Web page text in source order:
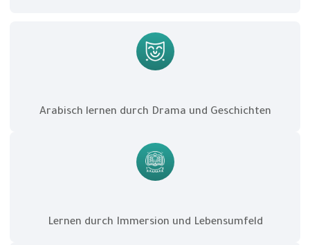
Arabisch lernen durch Drama und Geschichten
Lernen durch Immersion und Lebensumfeld